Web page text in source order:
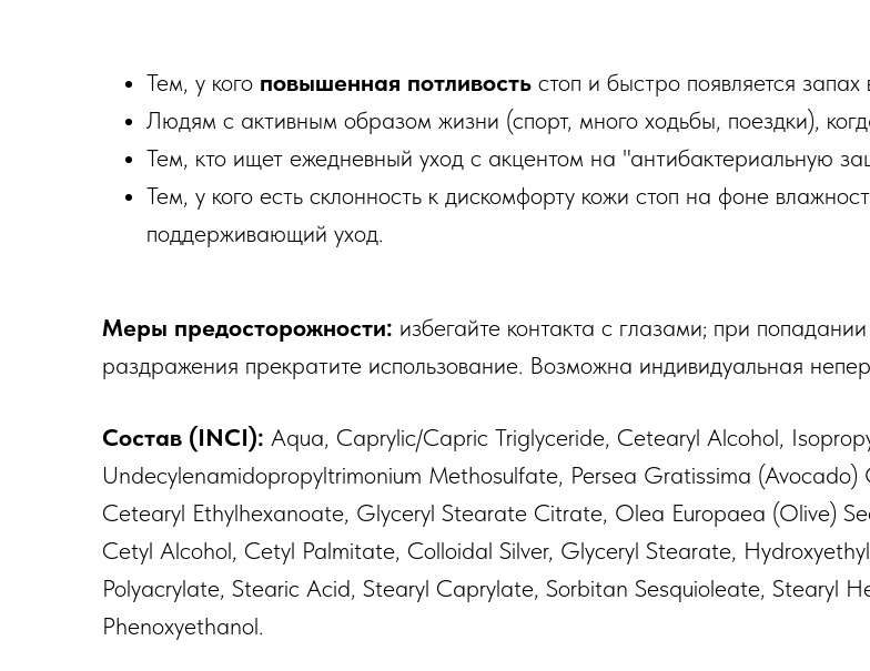
Тем, у кого повышенная потливость стоп и быстро появляется запах
Людям с активным образом жизни (спорт, много ходьбы, поездки),
Тем, кто ищет ежедневный уход с акцентом на "антибактериальную
Тем, у кого есть склонность к дискомфорту кожи стоп на фоне
поддерживающий уход.
Меры предосторожности: избегайте контакта с глазами; при
раздражения прекратите использование. Возможна индивидуальная
Состав (INCI): Aqua, Caprylic/Capric Triglyceride, Cetearyl Alcohol,
Undecylenamidopropyltrimonium Methosulfate, Persea Gratissima
Cetearyl Ethylhexanoate, Glyceryl Stearate Citrate, Olea Europaea (Olive)
Cetyl Alcohol, Cetyl Palmitate, Colloidal Silver, Glyceryl Stearate,
Polyacrylate, Stearic Acid, Stearyl Caprylate, Sorbitan Sesquioleate, Stearyl
Phenoxyethanol.